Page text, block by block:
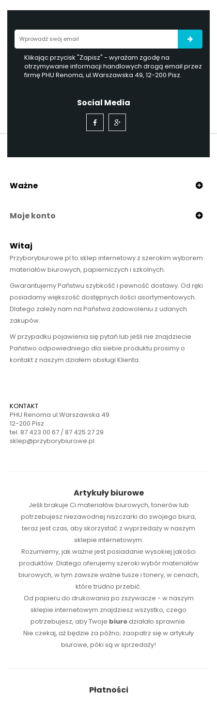
Klikając przycisk "Zapisz" - wyrażam zgodę na
otrzymywanie informacji handlowych drogą email przez
firmę PHU Renoma, ul.Warszawska 49, 12-200 Pisz.
Social Media
Ważne
Moje konto
Witaj
Przyborybiurowe.pl to sklep internetowy z szerokim wyborem
materiałów biurowych, papierniczych i szkolnych.
Gwarantujemy Państwu szybkość i pewność dostawy. Od ręki
posiadamy większość dostępnych ilości asortymentowych.
Dlatego zależy nam na Państwa zadowoleniu z udanych
zakupów.
W przypadku pojawienia się pytań lub jeśli nie znajdziecie
Państwo odpowiedniego dla siebie produktu prosimy o
kontakt z naszym działem obsługi Klienta.
KONTAKT
PHU Renoma ul.Warszawska 49
12-200 Pisz
tel. 87 423 00 67 / 87 425 27 29
sklep@przyborybiurowe.pl
Artykuły biurowe
Jeśli brakuje Ci materiałów biurowych, tonerówlub
potrzebujesz niezawodnej niszczarki do swojego biura,
teraz jest czas, aby skorzystać z wyprzedaży w naszym
sklepie internetowym.
Rozumiemy, jak ważne jest posiadanie wysokiej jakości
produktów. Dlatego oferujemy szeroki wybór materiałów
biurowych, w tym zawsze ważne tusze i tonery, w cenach,
które trudno przebić.
Od papieru do drukowania po zszywacze - w naszym
sklepie internetowym znajdziesz wszystko, czego
potrzebujesz, aby Twoje biurodziałało sprawnie.
Nie czekaj, aż będzie za późno; zaopatrz się w artykuły
biurowe, póki są w sprzedaży!
Płatności